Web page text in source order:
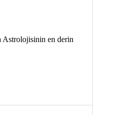
Astrolojisinin en derin